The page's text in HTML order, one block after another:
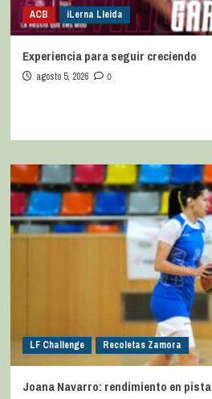
ACB iLerna Lleida
Experiencia para seguir creciendo
agosto 5, 2026 0
LF Challenge Recoletas Zamora
Joana Navarro: rendimiento en pista